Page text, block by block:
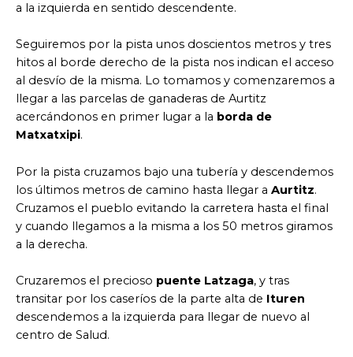
a la izquierda en sentido descendente.
Seguiremos por la pista unos doscientos metros y tres
hitos al borde derecho de la pista nos indican el acceso
al desvío de la misma. Lo tomamos y comenzaremos a
llegar a las parcelas de ganaderas de Aurtitz
acercándonos en primer lugar a la borda de
Matxatxipi.
Por la pista cruzamos bajo una tubería y descendemos
los últimos metros de camino hasta llegar a Aurtitz.
Cruzamos el pueblo evitando la carretera hasta el final
y cuando llegamos a la misma a los 50 metros giramos
a la derecha.
Cruzaremos el precioso puente Latzaga, y tras
transitar por los caseríos de la parte alta de Ituren
descendemos a la izquierda para llegar de nuevo al
centro de Salud.